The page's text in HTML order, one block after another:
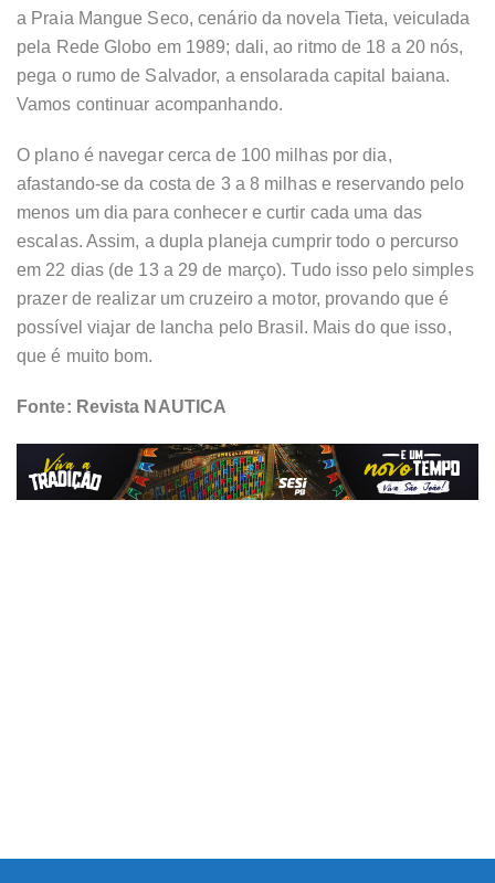
a Praia Mangue Seco, cenário da novela Tieta, veiculada
pela Rede Globo em 1989; dali, ao ritmo de 18 a 20 nós,
pega o rumo de Salvador, a ensolarada capital baiana.
Vamos continuar acompanhando.
O plano é navegar cerca de 100 milhas por dia,
afastando-se da costa de 3 a 8 milhas e reservando pelo
menos um dia para conhecer e curtir cada uma das
escalas. Assim, a dupla planeja cumprir todo o percurso
em 22 dias (de 13 a 29 de março). Tudo isso pelo simples
prazer de realizar um cruzeiro a motor, provando que é
possível viajar de lancha pelo Brasil. Mais do que isso,
que é muito bom.
Fonte: Revista NAUTICA